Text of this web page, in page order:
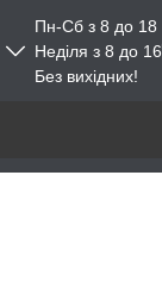
Пн-Сб з 8 до 18
Неділя з 8 до 16
Без вихідних!